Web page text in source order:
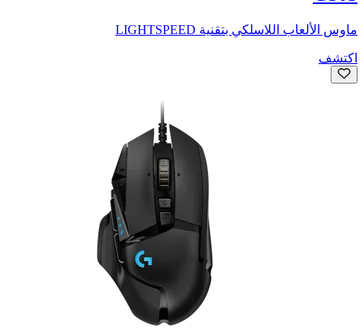
ماوس الألعاب اللاسلكي بتقنية LIGHTSPEED
اكتشف